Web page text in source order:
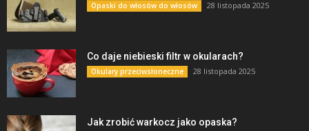
Opaski do włosów do włosów 28 listopada 2025
Co daje niebieski filtr w okularach?
Okulary przeciwsłoneczne 28 listopada 2025
Jak zrobić warkocz jako opaska?